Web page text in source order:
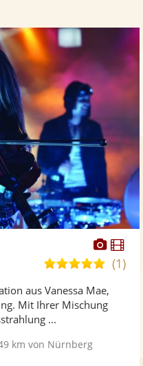
Fotos
5,0
5
Sternen
(1)
aus Vanessa Mae,
Mit Ihrer Mischung
...
km von Nürnberg